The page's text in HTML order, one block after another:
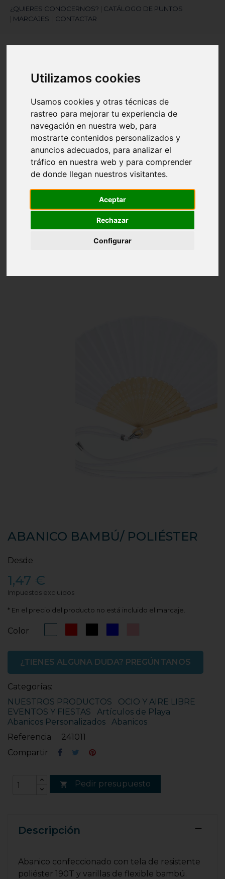
Utilizamos cookies
Usamos cookies y otras técnicas de
rastreo para mejorar tu experiencia de
navegación en nuestra web, para
mostrarte contenidos personalizados y
anuncios adecuados, para analizar el
tráfico en nuestra web y para comprender
de donde llegan nuestros visitantes.
Aceptar
Rechazar
Configurar
¿QUIERES CONOCERNOS? | CATÁLOGO DE PUNTOS
| MARCAJES | CONTACTAR
¿Necesitas ayuda?
945 121 003
Navegación
search
Inicio Abanico Bambú/ Poliéster
ABANICO BAMBÚ/ POLIÉSTER
Desde
1,47 €
Impuestos excluidos
* En el precio del producto no está incluido el marcaje.
Color
¿TIENES ALGUNA DUDA? PREGÚNTANOS
Categorías:
NUESTROS PRODUCTOS
OCIO Y AIRE LIBRE
EVENTOS Y FIESTAS
Artículos de Playa
Abanicos Personalizados
Abanicos
Referencia
241011
Compartir
 Pedir presupuesto
Descripción
Abanico confeccionado con tela de resistente
poliéster 190T y varillas de flexible bambú.